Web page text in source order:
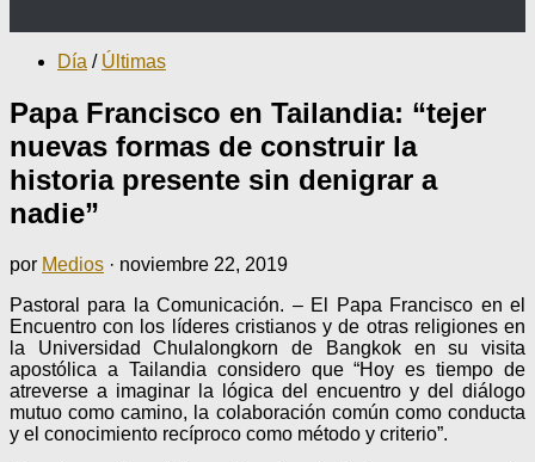
Día / Últimas
Papa Francisco en Tailandia: “tejer
nuevas formas de construir la
historia presente sin denigrar a
nadie”
por Medios · noviembre 22, 2019
Pastoral para la Comunicación. – El Papa Francisco en el
Encuentro con los líderes cristianos y de otras religiones en
la Universidad Chulalongkorn de Bangkok en su visita
apostólica a Tailandia considero que “Hoy es tiempo de
atreverse a imaginar la lógica del encuentro y del diálogo
mutuo como camino, la colaboración común como conducta
y el conocimiento recíproco como método y criterio”.